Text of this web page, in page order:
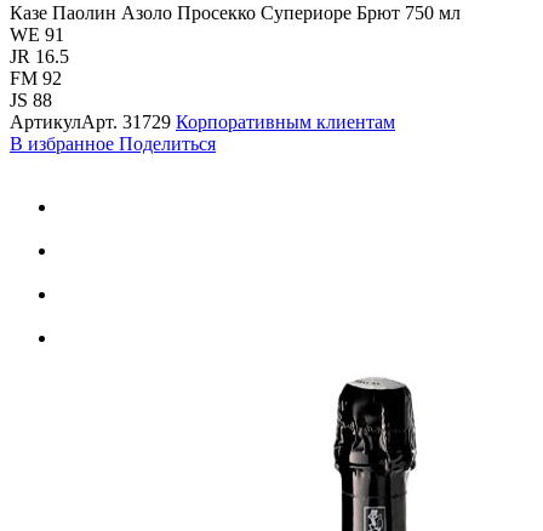
Казе Паолин Азоло Просекко Супериоре Брют 750 мл
WE 91
JR 16.5
FM 92
JS 88
АртикулАрт. 31729 Корпоративным клиентам
В избранное Поделиться